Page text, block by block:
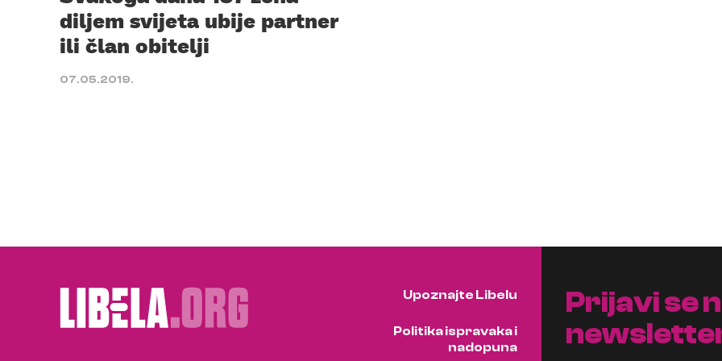
diljem svijeta ubije partner
ili član obitelji
07.05.2019.
Upoznajte Libelu
Politika ispravaka i
nadopuna
Prijavi se